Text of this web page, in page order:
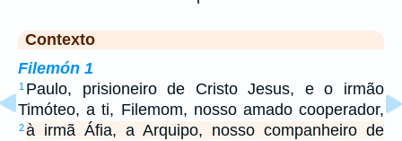
Contexto
Filemón 1
1 Paulo, prisioneiro de Cristo Jesus, e o irmão
Timóteo, a ti, Filemom, nosso amado cooperador,
2à irmã Áfia, a Arquipo, nosso companheiro de